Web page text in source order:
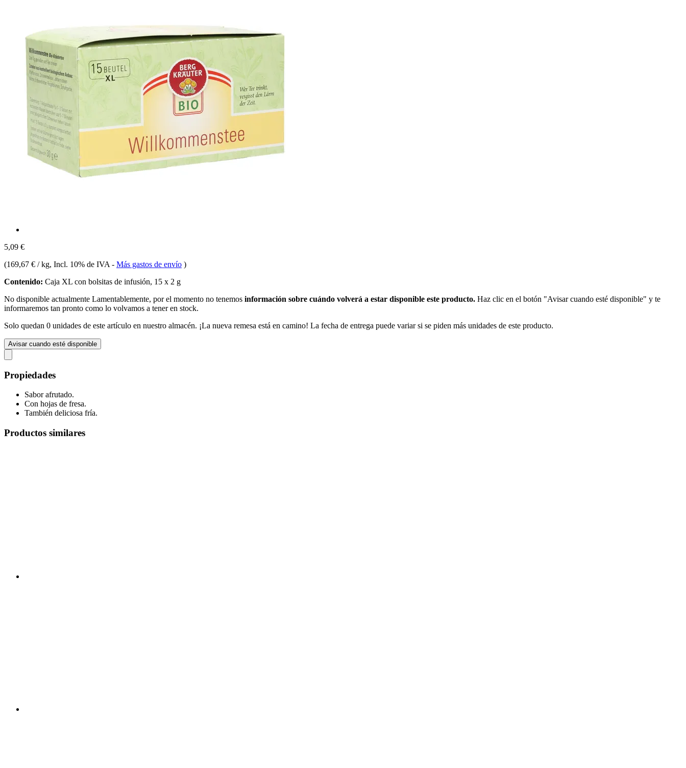
5,09 €
(169,67 € / kg, Incl. 10% de IVA - Más gastos de envío )
Contenido: Caja XL con bolsitas de infusión, 15 x 2 g
No disponible actualmente Lamentablemente, por el momento no tenemos información sobre cuándo volverá a estar disponible este producto. Haz clic en el botón "Avisar cuando esté disponible" y te
informaremos tan pronto como lo volvamos a tener en stock.
Solo quedan 0 unidades de este artículo en nuestro almacén. ¡La nueva remesa está en camino! La fecha de entrega puede variar si se piden más unidades de este producto.
Avisar cuando esté disponible
Propiedades
Sabor afrutado.
Con hojas de fresa.
También deliciosa fría.
Productos similares